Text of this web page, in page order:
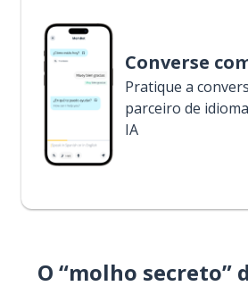
Converse
Pratique a
parceiro de
IA
O “molho secreto”